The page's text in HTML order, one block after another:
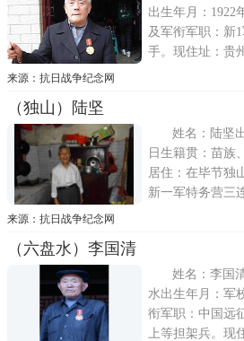
出生年月：1922
及军衔军职：新
手。现住址：贵
1922年生，贵
1949年参加解
来源：抗日战争纪念网
（独山）陆坚
姓名：陆坚
日生籍贯：苗族
居住：在毕节独
新一军特务营三
县尧梭乡人，
营三连为中士班
来源：抗日战争纪念网
（六盘水）李国清
姓名：李国
水出生年月：军
衔军职：中国远
上等担架兵。现